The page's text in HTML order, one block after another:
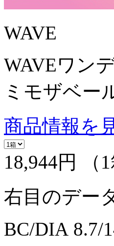
WAVE
WAVEワン
ミモザベー
商品情報を
18,944円
（
右目のデー
BC/DIA 8.7/